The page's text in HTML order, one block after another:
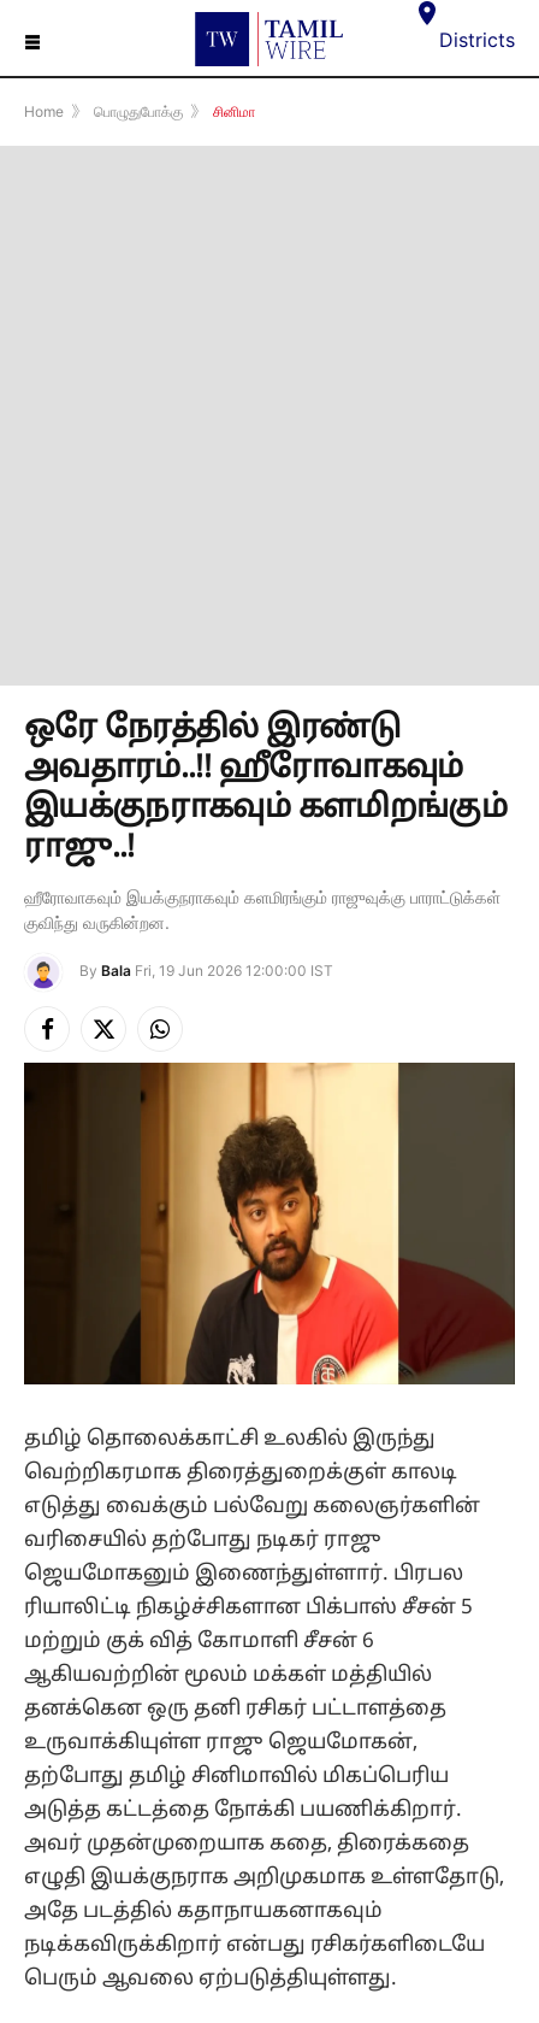
☰ Districts
Home 》 பொழுதுபோக்கு 》 சினிமா
ஒரே நேரத்தில் இரண்டு
அவதாரம்..!! ஹீரோவாகவும்
இயக்குநராகவும் களமிறங்கும்
ராஜு..!
ஹீரோவாகவும் இயக்குநராகவும் களமிரங்கும் ராஜுவுக்கு பாராட்டுக்கள்
குவிந்து வருகின்றன.
By Bala Fri, 19 Jun 2026 12:00:00 IST
Facebook
X
(Twitter)
Instagram
தமிழ் தொலைக்காட்சி உலகில் இருந்து
வெற்றிகரமாக திரைத்துறைக்குள் காலடி
எடுத்து வைக்கும் பல்வேறு கலைஞர்களின்
வரிசையில் தற்போது நடிகர் ராஜு
ஜெயமோகனும் இணைந்துள்ளார். பிரபல
ரியாலிட்டி நிகழ்ச்சிகளான பிக்பாஸ் சீசன் 5
மற்றும் குக் வித் கோமாளி சீசன் 6
ஆகியவற்றின் மூலம் மக்கள் மத்தியில்
தனக்கென ஒரு தனி ரசிகர் பட்டாளத்தை
உருவாக்கியுள்ள ராஜு ஜெயமோகன்,
தற்போது தமிழ் சினிமாவில் மிகப்பெரிய
அடுத்த கட்டத்தை நோக்கி பயணிக்கிறார்.
அவர் முதன்முறையாக கதை, திரைக்கதை
எழுதி இயக்குநராக அறிமுகமாக உள்ளதோடு,
அதே படத்தில் கதாநாயகனாகவும்
நடிக்கவிருக்கிறார் என்பது ரசிகர்களிடையே
பெரும் ஆவலை ஏற்படுத்தியுள்ளது.